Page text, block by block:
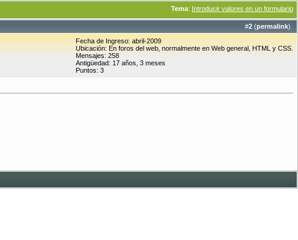
Tema: Introducir valores en un formulario
#2 (permalink)
Fecha de Ingreso: abril-2009
Ubicación: En foros del web, normalmente en Web general, HTML y CSS.
Mensajes: 258
Antigüedad: 17 años, 3 meses
Puntos: 3